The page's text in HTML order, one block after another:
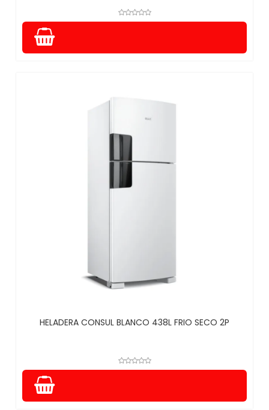
HELADERA CONSUL BLANCO 438L FRIO SECO 2P